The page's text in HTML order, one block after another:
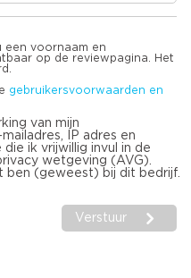
een voornaam en
op de reviewpagina. Het
gebruikersvoorwaarden en
van mijn
IP adres en
ik vrijwillig invul in de
wetgeving (AVG).
ben (geweest) bij dit bedrijf.
Verstuur